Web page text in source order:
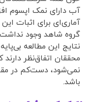
آب دارای نمک اپسوم
آماری‌ای برای اثبات
گروه شاهد وجود
نتایج این مطالعه
محققان اتفاق‌نظر
نمی‌شود، دست‌کم در
باشد.